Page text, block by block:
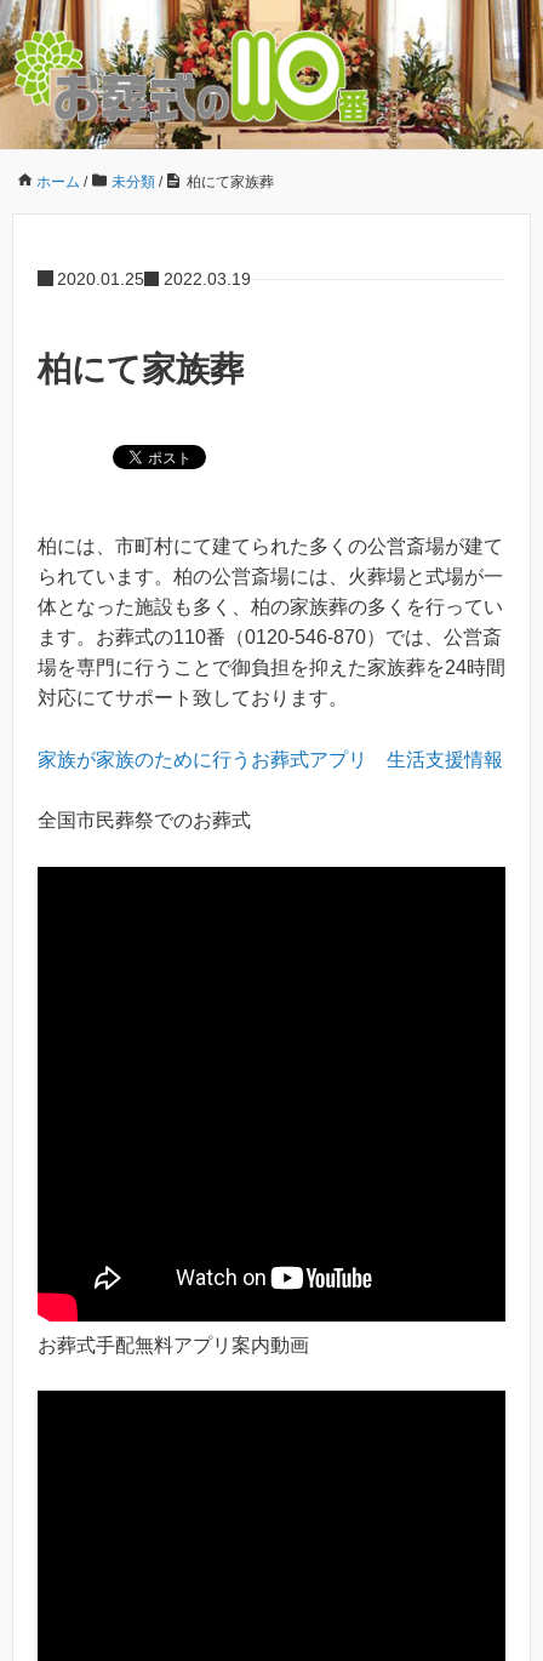
ホーム / 未分類 / 柏にて家族葬
2020.01.25 2022.03.19
柏にて家族葬
柏には、市町村にて建てられた多くの公営斎場が建て
られています。柏の公営斎場には、火葬場と式場が一
体となった施設も多く、柏の家族葬の多くを行ってい
ます。お葬式の110番（0120-546-870）では、公営斎
場を専門に行うことで御負担を抑えた家族葬を24時間
対応にてサポート致しております。
家族が家族のために行うお葬式アプリ 生活支援情報
全国市民葬祭でのお葬式
お葬式手配無料アプリ案内動画